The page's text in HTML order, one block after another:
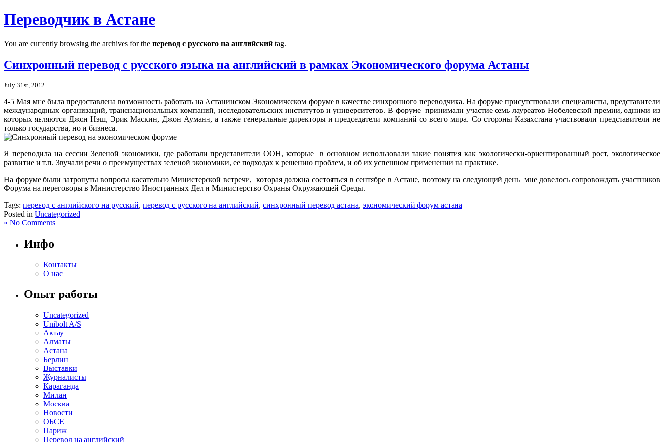
Переводчик в Астане
You are currently browsing the archives for the перевод с русского на английский tag.
Синхронный перевод с русского языка на английский в рамках Экономического форума Астаны
July 31st, 2012
4-5 Мая мне была предоставлена возможность работать на Астанинском Экономическом форуме в качестве синхронного переводчика. На форуме присутствовали специалисты, представители
международных организаций, транснациональных компаний, исследовательских институтов и университетов. В форуме принимали участие семь лауреатов Нобелевской премии, одними из
которых являются Джон Нэш, Эрик Маскин, Джон Ауманн, а также генеральные директоры и председатели компаний со всего мира. Со стороны Казахстана участвовали представители не
только государства, но и бизнеса.
Я переводила на сессии Зеленой экономики, где работали представители ООН, которые в основном использовали такие понятия как экологически-ориентированный рост, экологическое
развитие и т.п. Звучали речи о преимуществах зеленой экономики, ее подходах к решению проблем, и об их успешном применении на практике.
На форуме были затронуты вопросы касательно Министерской встречи, которая должна состояться в сентябре в Астане, поэтому на следующий день мне довелось сопровождать участников
Форума на переговоры в Министерство Иностранных Дел и Министерство Охраны Окружающей Среды.
Tags: перевод с английского на русский, перевод с русского на английский, синхронный перевод астана, экономический форум астана
Posted in Uncategorized
» No Comments
Инфо
Контакты
О нас
Опыт работы
Uncategorized
Unibolt A/S
Актау
Алматы
Астана
Берлин
Выставки
Журналисты
Караганда
Милан
Москва
Новости
ОБСЕ
Париж
Перевод на английский